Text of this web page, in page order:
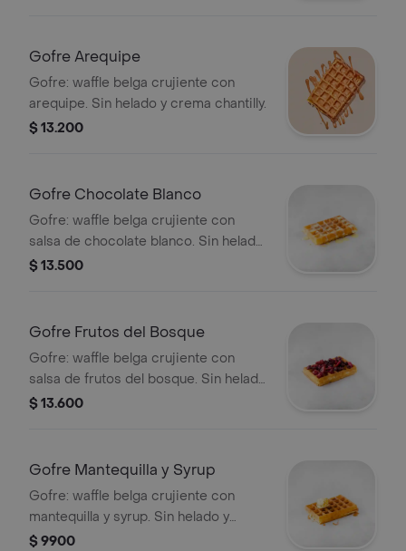
Gofre Arequipe
Gofre: waffle belga crujiente con
arequipe. Sin helado y crema chantilly.
$ 13.200
Gofre Chocolate Blanco
Gofre: waffle belga crujiente con
salsa de chocolate blanco. Sin helado
y crema chantilly.
$ 13.500
Gofre Frutos del Bosque
Gofre: waffle belga crujiente con
salsa de frutos del bosque. Sin helado
y crema chantilly.
$ 13.600
Gofre Mantequilla y Syrup
Gofre: waffle belga crujiente con
mantequilla y syrup. Sin helado y
crema chantilly.
$ 9900